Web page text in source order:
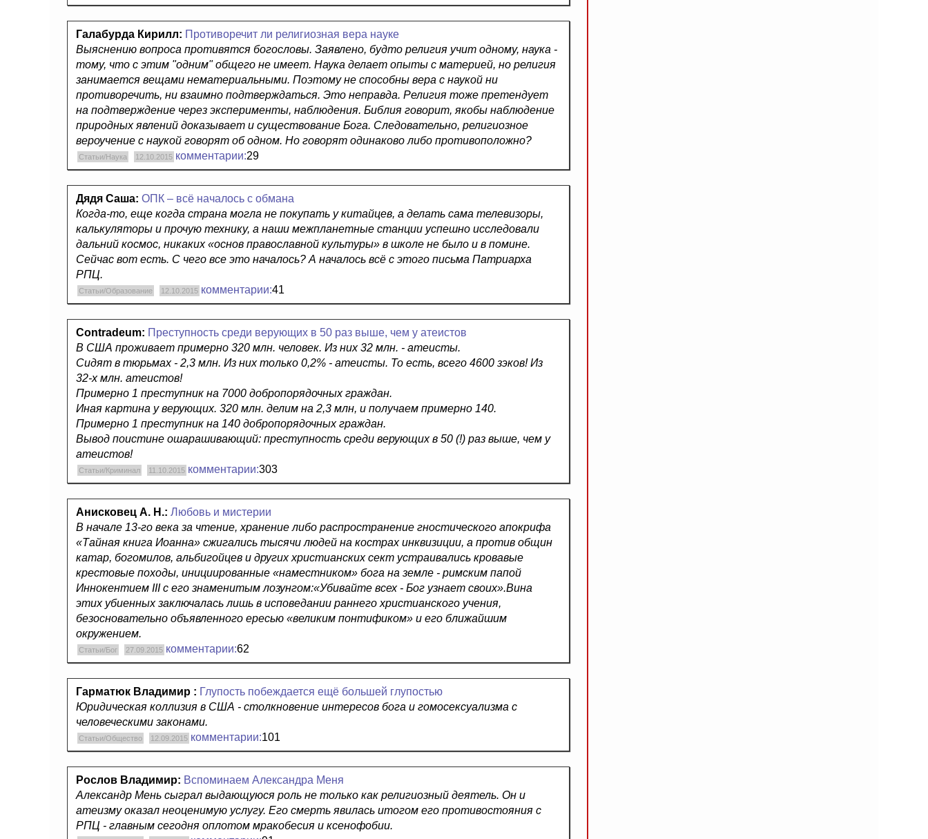
Галабурда Кирилл: Противоречит ли религиозная вера науке
Выяснению вопроса противятся богословы. Заявлено, будто религия учит одному, наука -
тому, что с этим "одним" общего не имеет. Наука делает опыты с материей, но религия
занимается вещами нематериальными. Поэтому не способны вера с наукой ни
противоречить, ни взаимно подтверждаться. Это неправда. Религия тоже претендует
на подтверждение через эксперименты, наблюдения. Библия говорит, якобы наблюдение
природных явлений доказывает и существование Бога. Следовательно, религиозное
вероучение с наукой говорят об одном. Но говорят одинаково либо противоположно?
Статьи/Наука 12.10.2015 комментарии:29
Дядя Саша: ОПК – всё началось с обмана
Когда-то, еще когда страна могла не покупать у китайцев, а делать сама телевизоры,
калькуляторы и прочую технику, а наши межпланетные станции успешно исследовали
дальний космос, никаких «основ православной культуры» в школе не было и в помине.
Сейчас вот есть. С чего все это началось? А началось всё с этого письма Патриарха
РПЦ.
Статьи/Образование 12.10.2015 комментарии:41
Contradeum: Преступность среди верующих в 50 раз выше, чем у атеистов
В США проживает примерно 320 млн. человек. Из них 32 млн. - атеисты.
Сидят в тюрьмах - 2,3 млн. Из них только 0,2% - атеисты. То есть, всего 4600 зэков! Из
32-х млн. атеистов!
Примерно 1 преступник на 7000 добропорядочных граждан.
Иная картина у верующих. 320 млн. делим на 2,3 млн, и получаем примерно 140.
Примерно 1 преступник на 140 добропорядочных граждан.
Вывод поистине ошарашивающий: преступность среди верующих в 50 (!) раз выше, чем у
атеистов!
Статьи/Криминал 11.10.2015 комментарии:303
Анисковец А. Н.: Любовь и мистерии
В начале 13-го века за чтение, хранение либо распространение гностического апокрифа
«Тайная книга Иоанна» сжигались тысячи людей на кострах инквизиции, а против общин
катар, богомилов, альбигойцев и других христианских сект устраивались кровавые
крестовые походы, инициированные «наместником» бога на земле - римским папой
Иннокентием III с его знаменитым лозунгом:«Убивайте всех - Бог узнает своих».Вина
этих убиенных заключалась лишь в исповедании раннего христианского учения,
безосновательно объявленного ересью «великим понтификом» и его ближайшим
окружением.
Статьи/Бог 27.09.2015 комментарии:62
Гарматюк Владимир : Глупость побеждается ещё большей глупостью
Юридическая коллизия в США - столкновение интересов бога и гомосексуализма с
человеческими законами.
Статьи/Общество 12.09.2015 комментарии:101
Рослов Владимир: Вспоминаем Александра Меня
Александр Мень сыграл выдающуюся роль не только как религиозный деятель. Он и
атеизму оказал неоценимую услугу. Его смерть явилась итогом его противостояния с
РПЦ - главным сегодня оплотом мракобесия и ксенофобии.